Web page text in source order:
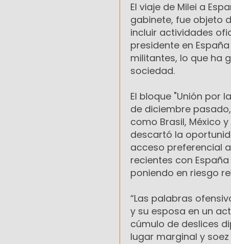
El viaje de Milei a
gabinete, fue objeto
incluir actividades
presidente en
militantes, lo que ha
sociedad.
El bloque "Unión por
de diciembre
como Brasil, México
descartó la
acceso preferencial
recientes con
poniendo en riesgo
“Las palabras
y su esposa en un
cúmulo de deslices
lugar marginal y